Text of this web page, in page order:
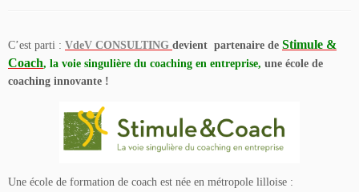
C’est parti : VdeV CONSULTING devient partenaire de Stimule &
Coach, la voie singulière du coaching en entreprise, une école de
coaching innovante !
Une école de formation de coach est née en métropole lilloise :